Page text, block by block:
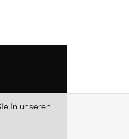
in unseren